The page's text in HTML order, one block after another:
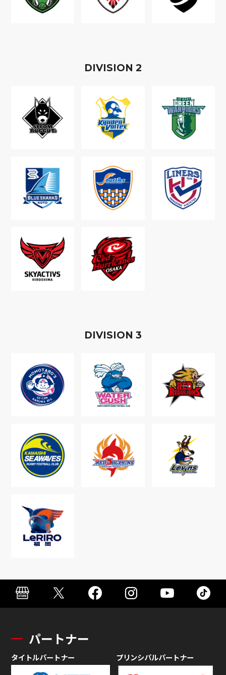
DIVISION 2
DIVISION 3
パートナー
タイトルパートナー プリンシパルパートナー